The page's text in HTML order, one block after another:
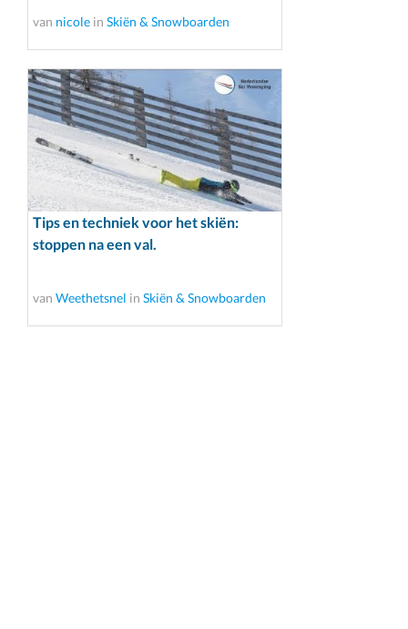
van nicole in Skiën & Snowboarden
Tips en techniek voor het skiën:
stoppen na een val.
van Weethetsnel in Skiën & Snowboarden